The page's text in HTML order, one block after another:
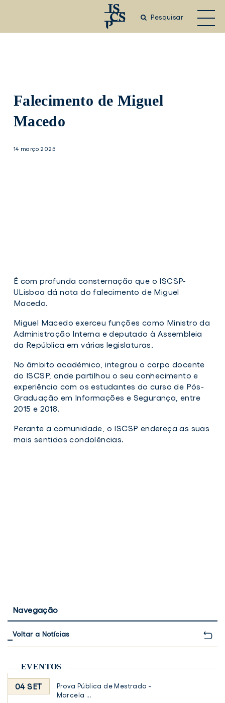
Pesquisar
Falecimento de Miguel
Macedo
14 março 2025
É com profunda consternação que o ISCSP-
ULisboa dá nota do falecimento de Miguel
Macedo.
Miguel Macedo exerceu funções como Ministro da
Administração Interna e deputado à Assembleia
da República em várias legislaturas.
No âmbito académico, integrou o corpo docente
do ISCSP, onde partilhou o seu conhecimento e
experiência com os estudantes do curso de Pós-
Graduação em Informações e Segurança, entre
2015 e 2018.
Perante a comunidade, o ISCSP endereça as suas
mais sentidas condolências.
Navegação
Voltar a Notícias
EVENTOS
04 SET
Prova Pública de Mestrado -
Marcela ...